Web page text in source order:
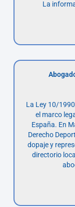
La
La Ley 10/
el marco
España. En
Derecho
dopaje y
directorio